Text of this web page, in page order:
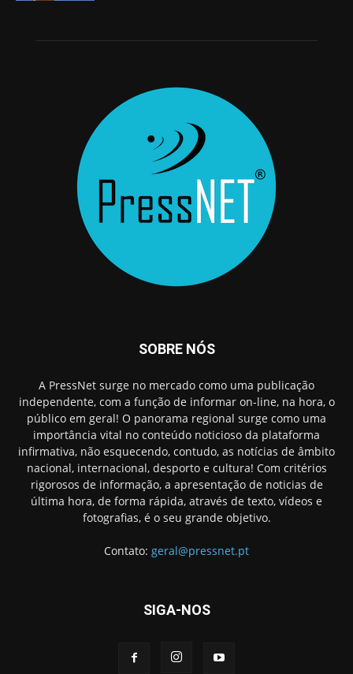
SOBRE NÓS
A PressNet surge no mercado como uma publicação
independente, com a função de informar on-line, na hora, o
público em geral! O panorama regional surge como uma
importância vital no conteúdo noticioso da plataforma
infirmativa, não esquecendo, contudo, as notícias de âmbito
nacional, internacional, desporto e cultura! Com critérios
rigorosos de informação, a apresentação de noticias de
última hora, de forma rápida, através de texto, vídeos e
fotografias, é o seu grande objetivo.
Contato: geral@pressnet.pt
SIGA-NOS